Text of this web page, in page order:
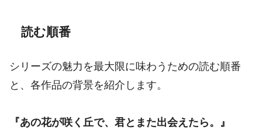
読む順番
シリーズの魅力を最大限に味わうための読む順番
と、各作品の背景を紹介します。
『あの花が咲く丘で、君とまた出会えたら。』